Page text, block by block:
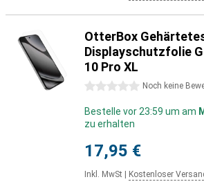
OtterBox
Displayschutzfolie
10 Pro XL
0 Sterne Noch keine
Bestelle vor 23:59 um am
zu erhalten
17,95 €
Inkl. MwSt Kostenloser